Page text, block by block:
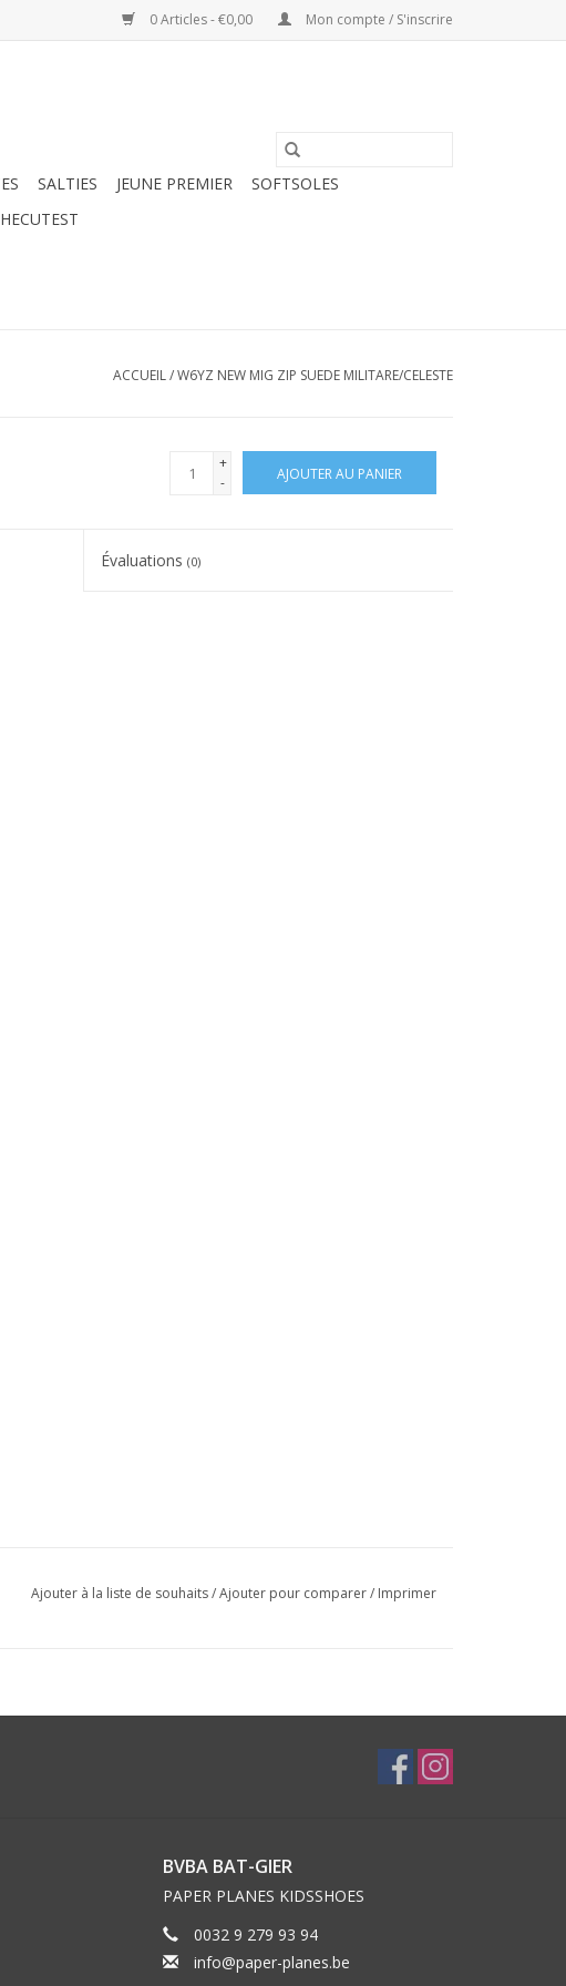
0 Articles - €0,00 Mon compte / S'inscrire
SALTIES JEUNE PREMIER
SOFTSOLES
ACCUEIL/W6YZ NEW MIG ZIP SUEDE MILITARE/CELESTE
+
-
AJOUTER AU PANIER
Évaluations(0)
Ajouter à la liste de souhaits/Ajouter pour comparer/ Imprimer
BVBA BAT-GIER
PAPER PLANES KIDSSHOES
0032 9 279 93 94
info@paper-planes.be